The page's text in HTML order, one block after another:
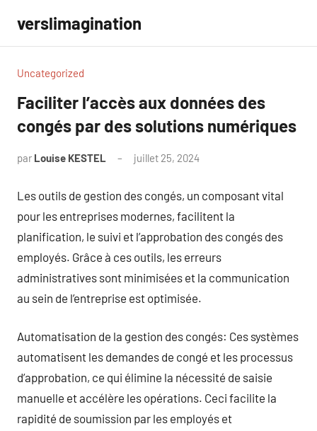
contenu
verslimagination
Uncategorized
Faciliter l’accès aux données des
congés par des solutions numériques
par Louise KESTEL juillet 25, 2024
Les outils de gestion des congés, un composant vital
pour les entreprises modernes, facilitent la
planification, le suivi et l’approbation des congés des
employés. Grâce à ces outils, les erreurs
administratives sont minimisées et la communication
au sein de l’entreprise est optimisée.
Automatisation de la gestion des congés: Ces systèmes
automatisent les demandes de congé et les processus
d’approbation, ce qui élimine la nécessité de saisie
manuelle et accélère les opérations. Ceci facilite la
rapidité de soumission par les employés et